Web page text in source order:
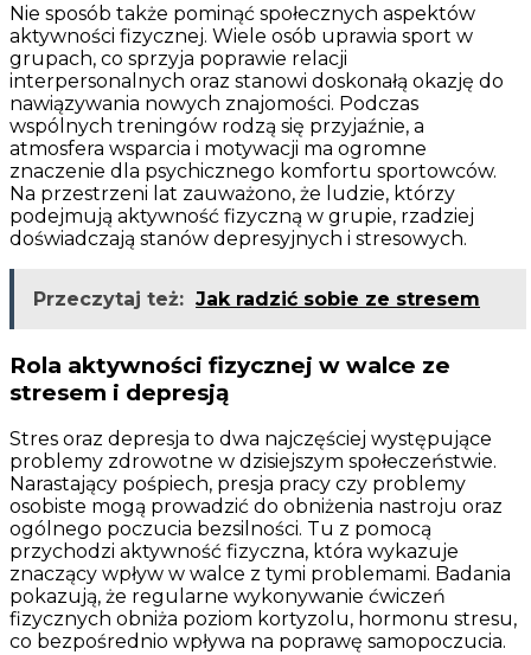
Nie sposób także pominąć społecznych aspektów
aktywności fizycznej. Wiele osób uprawia sport w
grupach, co sprzyja poprawie relacji
interpersonalnych oraz stanowi doskonałą okazję do
nawiązywania nowych znajomości. Podczas
wspólnych treningów rodzą się przyjaźnie, a
atmosfera wsparcia i motywacji ma ogromne
znaczenie dla psychicznego komfortu sportowców.
Na przestrzeni lat zauważono, że ludzie, którzy
podejmują aktywność fizyczną w grupie, rzadziej
doświadczają stanów depresyjnych i stresowych.
Przeczytaj też: Jak radzić sobie ze stresem
Rola aktywności fizycznej w walce ze
stresem i depresją
Stres oraz depresja to dwa najczęściej występujące
problemy zdrowotne w dzisiejszym społeczeństwie.
Narastający pośpiech, presja pracy czy problemy
osobiste mogą prowadzić do obniżenia nastroju oraz
ogólnego poczucia bezsilności. Tu z pomocą
przychodzi aktywność fizyczna, która wykazuje
znaczący wpływ w walce z tymi problemami. Badania
pokazują, że regularne wykonywanie ćwiczeń
fizycznych obniża poziom kortyzolu, hormonu stresu,
co bezpośrednio wpływa na poprawę samopoczucia.